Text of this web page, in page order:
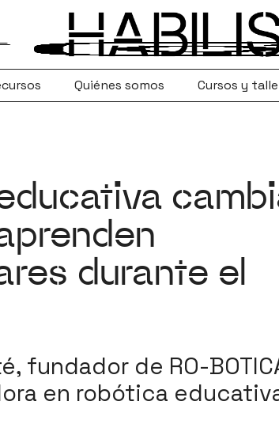
Quiénes somos Cursos y
durante el
fundador de RO-
en robótica